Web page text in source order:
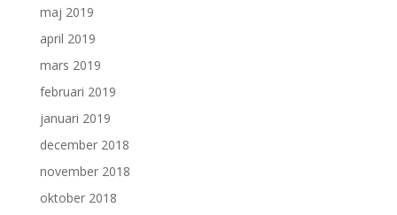
maj 2019
april 2019
mars 2019
februari 2019
januari 2019
december 2018
november 2018
oktober 2018